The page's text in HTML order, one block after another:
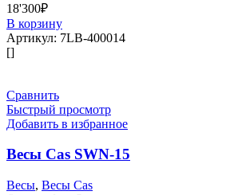
18'300₽
В корзину
Артикул: 7LB-400014
[]
Сравнить
Быстрый просмотр
Добавить в избранное
Весы Cas SWN-15
Весы, Весы Cas